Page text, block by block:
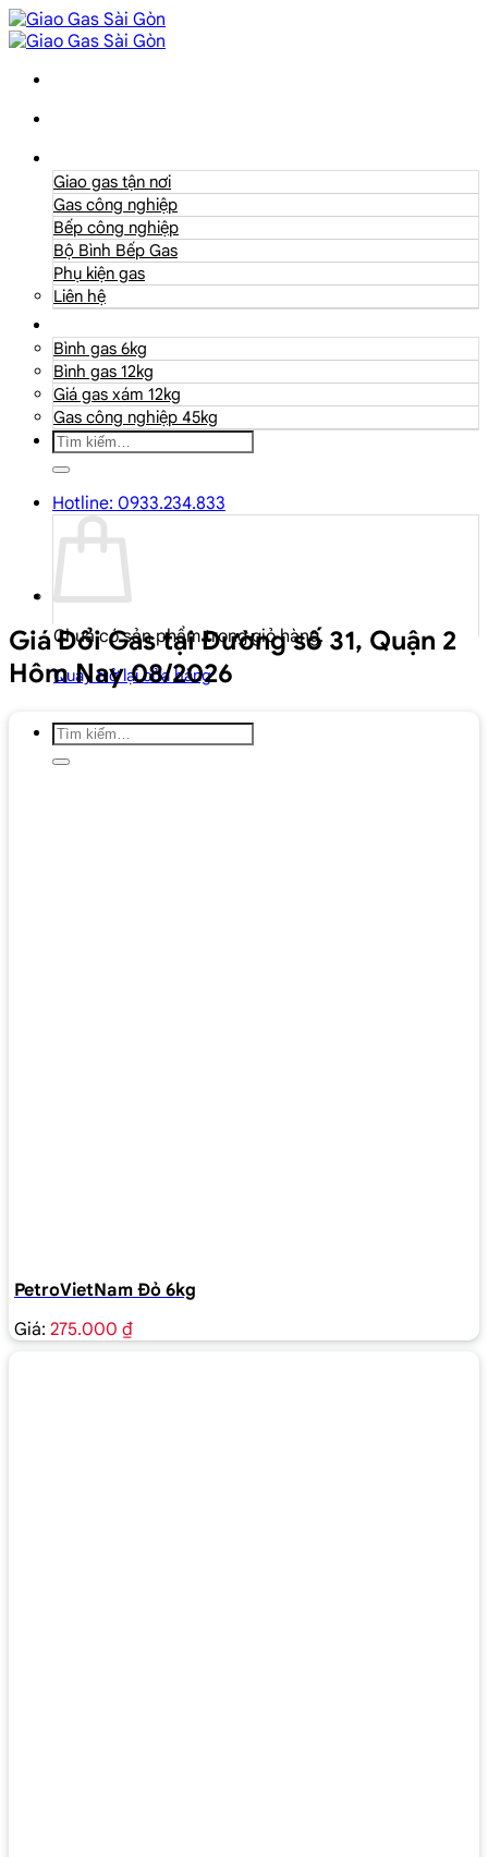
Giao gas tận nơi
Gas công nghiệp
Bếp công nghiệp
Bộ Bình Bếp Gas
Phụ kiện gas
Liên hệ
Bình gas 6kg
Bình gas 12kg
Giá gas xám 12kg
Gas công nghiệp 45kg
Tìm
kiếm:
Hotline: 0933.234.833
Chưa có sản phẩm trong giỏ hàng.
Quay trở lại cửa hàng
Tìm
kiếm:
Giá Đổi Gas tại Đường số 31, Quận 2
Hôm Nay 08/2026
PetroVietNam Đỏ 6kg
Giá: 275.000 ₫